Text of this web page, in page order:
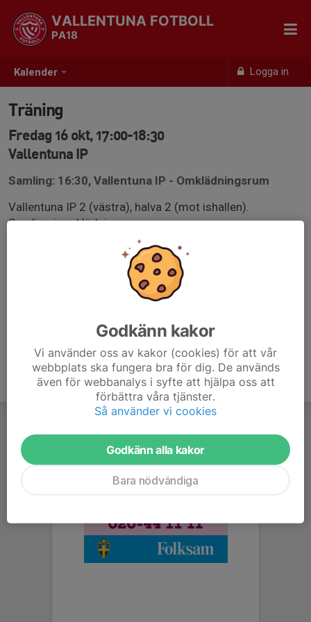
Kalender Logga in
VALLENTUNA FOTBOLL
PA18
Träning
Fredag 16 okt, 17:00-18:30
Vallentuna IP
Samling: 16:30, Vallentuna IP - Omklädningsrum
Vallentuna IP 2 (västra), halva 2 (mot ishallen).
Samling i omklädningsrum.
Godkänn kakor
Vi använder oss av kakor (cookies) för att vår
webbplats ska fungera bra för dig. De används
även för webbanalys i syfte att hjälpa oss att
förbättra våra tjänster.
Så använder vi cookies
Godkänn alla kakor
Bara nödvändiga